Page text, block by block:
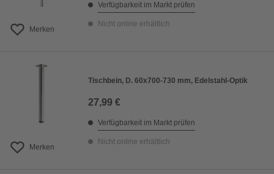
Merken
Verfügbarkeit im Markt prüfen
Nicht online erhältlich
Merken
Tischbein, D. 60x700-730 mm, Edelstahl-Optik
27,99 €
Verfügbarkeit im Markt prüfen
Nicht online erhältlich